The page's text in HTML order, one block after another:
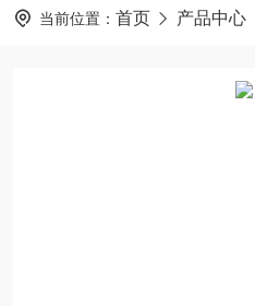
当前位置： 首页 产品中心